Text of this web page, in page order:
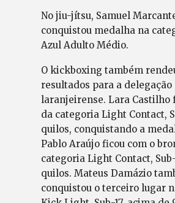
No jiu-jítsu, Samuel
conquistou medalha na
Azul Adulto Médio.
O kickboxing também
resultados para a delegação
laranjeirense. Lara Castilho
da categoria Light Contact,
quilos, conquistando a
Pablo Araújo ficou com o
categoria Light Contact, Sub-
quilos. Mateus Damázio
conquistou o terceiro lugar